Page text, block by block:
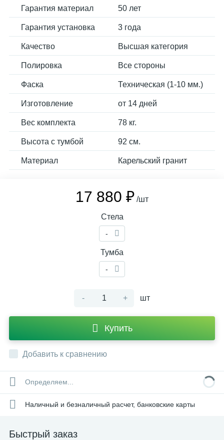
Гарантия материал 50 лет
Гарантия установка 3 года
Качество Высшая категория
Полировка Все стороны
Фаска Техническая (1-10 мм.)
Изготовление от 14 дней
Вес комплекта 78 кг.
Высота с тумбой 92 см.
Материал Карельский гранит
17 880 ₽ /шт
Стела
-
Тумба
-
- + шт
Купить
Добавить к сравнению
Определяем...
Наличный и безналичный расчет, банковские карты
Быстрый заказ